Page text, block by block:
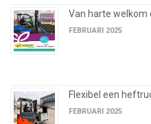
Van harte welkom
FEBRUARI 2025
Flexibel een
FEBRUARI 2025